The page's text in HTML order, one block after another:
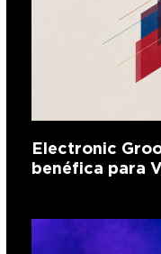
Electronic
benéfica para